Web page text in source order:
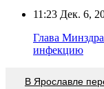
11:23 Дек. 6,
Глава
инфекцию
В Ярославле